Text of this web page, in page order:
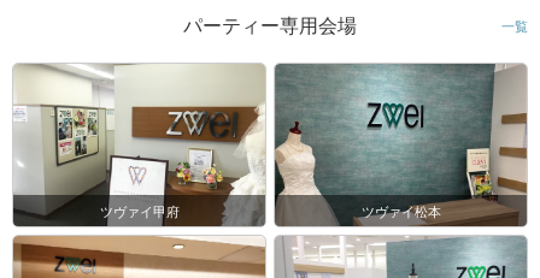
パーティー専用会場 一覧
ツヴァイ甲府 ツヴァイ松本